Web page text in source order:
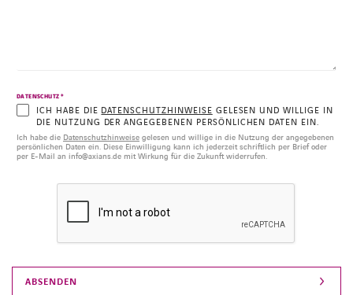
DATENSCHUTZ *
ICH HABE DIE DATENSCHUTZHINWEISE GELESEN UND WILLIGE IN
DIE NUTZUNG DER ANGEGEBENEN PERSÖNLICHEN DATEN EIN.
Ich habe die Datenschutzhinweise gelesen und willige in die Nutzung der angegebenen
persönlichen Daten ein. Diese Einwilligung kann ich jederzeit schriftlich per Brief oder
per E-Mail an info@axians.de mit Wirkung für die Zukunft widerrufen.